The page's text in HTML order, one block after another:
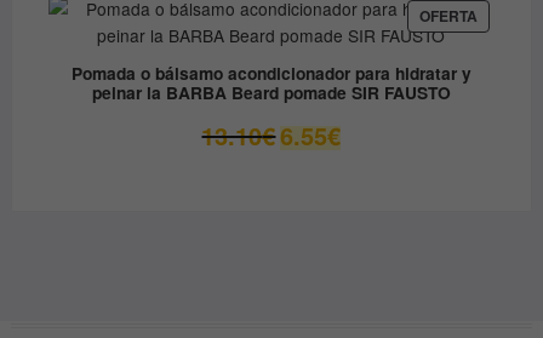
era:
36.00€.
es:
19.90€.
OFERTA
EN
Pomada o bálsamo acondicionador para hidratar y
peinar la BARBA Beard pomade SIR FAUSTO
13.10€El
precio
6.55€El
precio